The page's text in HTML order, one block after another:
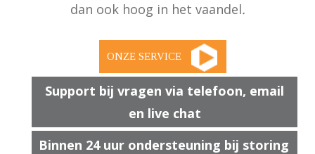
dan ook hoog in het vaandel.
Support bij vragen via telefoon, email
en live chat
Binnen 24 uur ondersteuning bij storing